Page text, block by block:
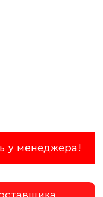
у менеджера!